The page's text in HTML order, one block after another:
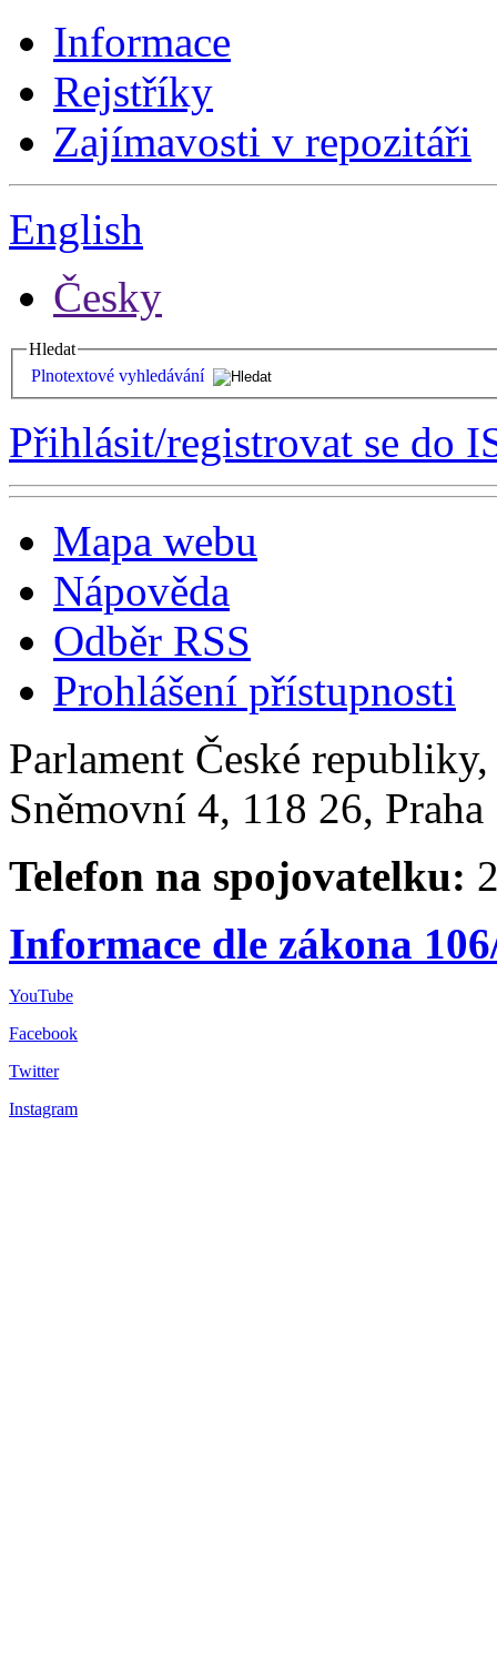
Informace
Rejstříky
Zajímavosti v repozitáři
English
Česky
Hledat
Plnotextové vyhledávání
Přihlásit/registrovat se do
Mapa webu
Nápověda
Odběr RSS
Prohlášení přístupnosti
Parlament České
Sněmovní 4, 118 26,
Telefon na spojovatelku:
Informace dle zákona
YouTube
Facebook
Twitter
Instagram